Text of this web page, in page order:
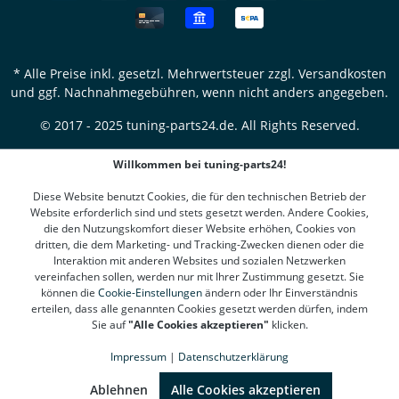
* Alle Preise inkl. gesetzl. Mehrwertsteuer zzgl. Versandkosten
und ggf. Nachnahmegebühren, wenn nicht anders angegeben.
© 2017 - 2025 tuning-parts24.de. All Rights Reserved.
Willkommen bei tuning-parts24!
Diese Website benutzt Cookies, die für den technischen Betrieb der
Website erforderlich sind und stets gesetzt werden. Andere Cookies,
die den Nutzungskomfort dieser Website erhöhen, Cookies von
dritten, die dem Marketing- und Tracking-Zwecken dienen oder die
Interaktion mit anderen Websites und sozialen Netzwerken
vereinfachen sollen, werden nur mit Ihrer Zustimmung gesetzt. Sie
können die Cookie-Einstellungenändern oder Ihr Einverständnis
erteilen, dass alle genannten Cookies gesetzt werden dürfen, indem
Sie auf"Alle Cookies akzeptieren" klicken.
Impressum | Datenschutzerklärung
Ablehnen Alle Cookies akzeptieren
(4.78 / 5)
1312
Bewertungen bei: google.de, shopvote.de ⓘ
Informationen zur Echtheit der Bewertungen